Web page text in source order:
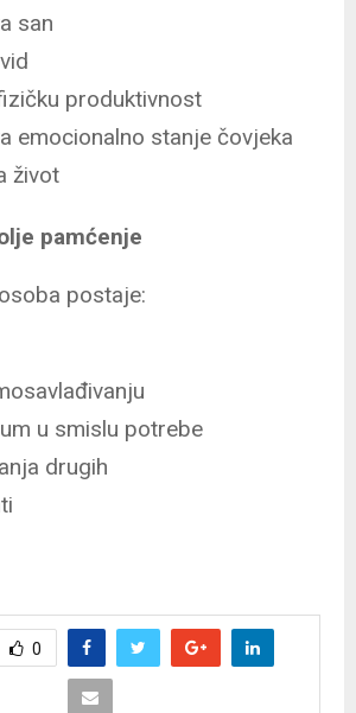
san
produktivnost
emocionalno stanje čovjeka
život
pamćenje
postaje:
u smislu potrebe
drugih
0